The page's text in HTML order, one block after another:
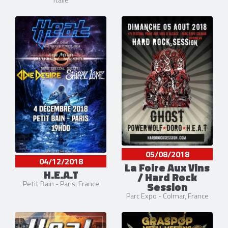
04/12/2018
H.E.A.T
Petit Bain - Paris, France
05/08/2018
La Foire Aux Vins
/ Hard Rock
Session
Parc Expo - Colmar, France